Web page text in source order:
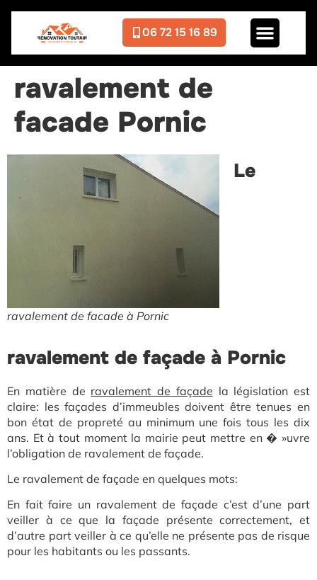
06 72 15 16 89
ravalement de
facade Pornic
ravalement de facade à Pornic
Le
ravalement de façade à Pornic
En matière de ravalement de façade la législation est
claire: les façades d’immeubles doivent être tenues en
bon état de propreté au minimum une fois tous les dix
ans. Et à tout moment la mairie peut mettre en � »uvre
l’obligation de ravalement de façade.
Le ravalement de façade en quelques mots:
En fait faire un ravalement de façade c’est d’une part
veiller à ce que la façade présente correctement, et
d’autre part veiller à ce qu’elle ne présente pas de risque
pour les habitants ou les passants.